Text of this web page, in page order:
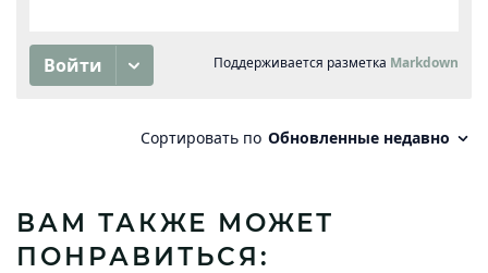
ВАМ ТАКЖЕ МОЖЕТ
ПОНРАВИТЬСЯ: